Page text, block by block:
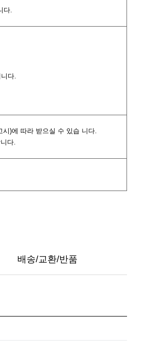
다.
다.
)에 따라 받으실 수 있습 니다.
다.
배송/교환/반품